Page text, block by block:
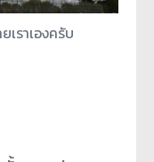
เราเองครับ